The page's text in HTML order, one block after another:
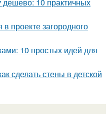
в проекте загородного
10 простых идей для
сделать стены в детской